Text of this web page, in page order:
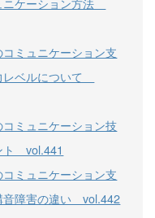
ミュニケーション支
レベルについて
ミュニケーション技
ト vol.441
ミュニケーション支
音障害の違い vol.442